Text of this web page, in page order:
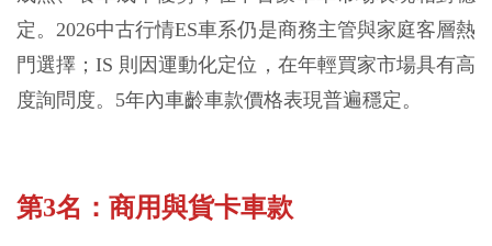
定。2026中古行情ES車系仍是商務主管與家庭客層熱
門選擇；IS 則因運動化定位，在年輕買家市場具有高
度詢問度。5年內車齡車款價格表現普遍穩定。
第3名：商用與貨卡車款